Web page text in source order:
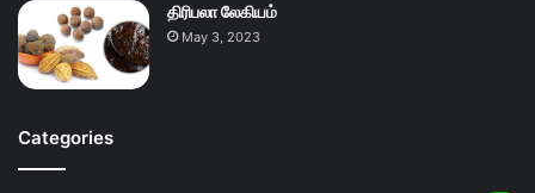
திரிபலா லேகியம்
May 3, 2023
Categories